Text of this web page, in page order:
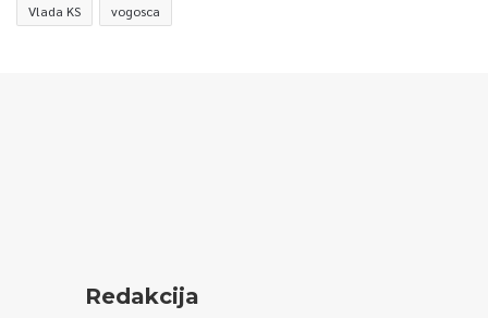
Vlada KS vogosca
Redakcija